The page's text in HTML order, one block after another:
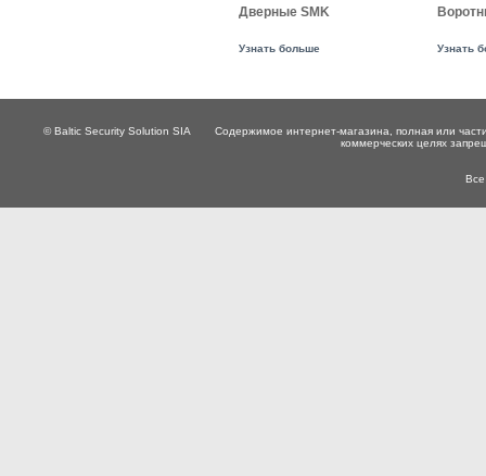
Дверные SMK
Узнать больше Узнать
© Baltic Security Solution SIA
Содержимое интернет-магазина, полная или
коммерческих целях